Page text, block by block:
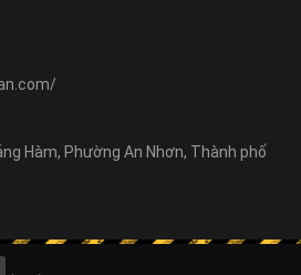
Hàm, Phường An Nhơn, Thành phố